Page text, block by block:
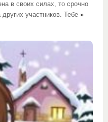
в своих силах, то срочно
участников. Тебе »